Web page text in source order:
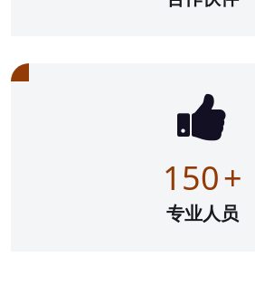
150+
专业人员